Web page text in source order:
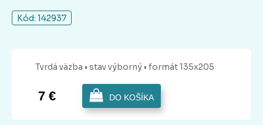
Kód: 142937
Tvrdá väzba • stav výborný • formát 135x205
7 € DO KOŠÍKA